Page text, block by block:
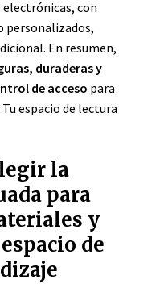
con
personalizados,
En resumen,
duraderas y
de acceso para
espacio de lectura
la
para
y
de